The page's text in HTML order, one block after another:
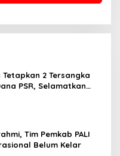
Tetapkan 2 Tersangka
PSR, Selamatkan
Tim Pemkab PALI
Belum Kelar